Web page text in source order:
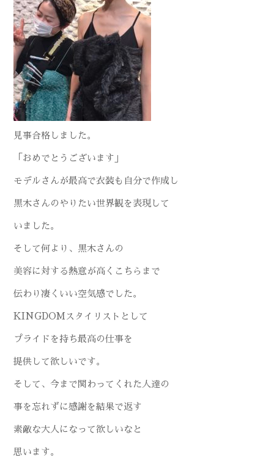
見事合格しました。
「おめでとうございます」
モデルさんが最高で衣装も自分で作成し
黒木さんのやりたい世界観を表現して
いました。
そして何より、黒木さんの
美容に対する熱意が高くこちらまで
伝わり凄くいい空気感でした。
KINGDOMスタイリストとして
プライドを持ち最高の仕事を
提供して欲しいです。
そして、今まで関わってくれた人達の
事を忘れずに感謝を結果で返す
素敵な大人になって欲しいなと
思います。